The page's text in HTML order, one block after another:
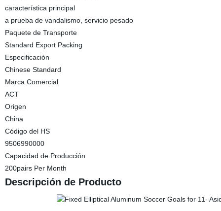
característica principal
a prueba de vandalismo, servicio pesado
Paquete de Transporte
Standard Export Packing
Especificación
Chinese Standard
Marca Comercial
ACT
Origen
China
Código del HS
9506990000
Capacidad de Producción
200pairs Per Month
Descripción de Producto